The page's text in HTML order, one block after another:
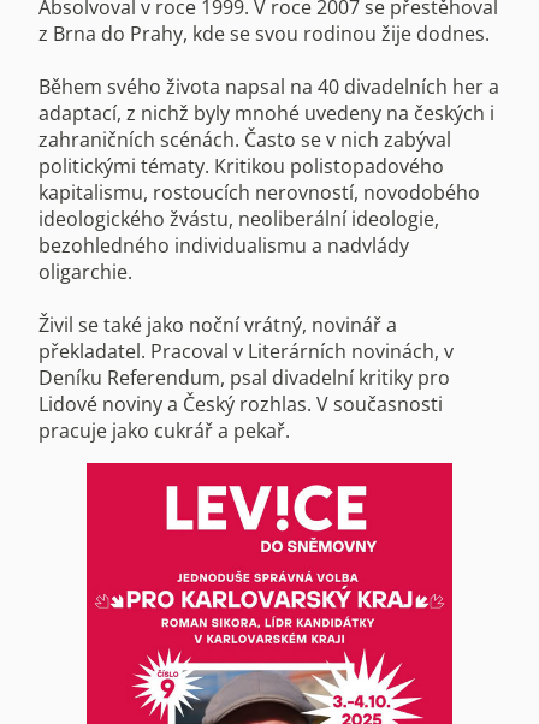
Absolvoval v roce 1999. V roce 2007 se přestěhoval
z Brna do Prahy, kde se svou rodinou žije dodnes.
Během svého života napsal na 40 divadelních her a
adaptací, z nichž byly mnohé uvedeny na českých i
zahraničních scénách. Často se v nich zabýval
politickými tématy. Kritikou polistopadového
kapitalismu, rostoucích nerovností, novodobého
ideologického žvástu, neoliberální ideologie,
bezohledného individualismu a nadvlády
oligarchie.
Živil se také jako noční vrátný, novinář a
překladatel. Pracoval v Literárních novinách, v
Deníku Referendum, psal divadelní kritiky pro
Lidové noviny a Český rozhlas. V současnosti
pracuje jako cukrář a pekař.